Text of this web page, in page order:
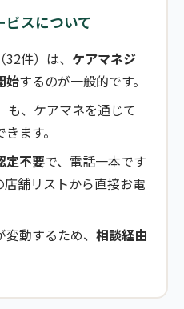
スについて
件）は、 ケアマネジ
始するのが一般的です。
も、ケアマネを通じて
ます。
定不要で、電話一本です
店舗リストから直接お電
動するため、 相談経由